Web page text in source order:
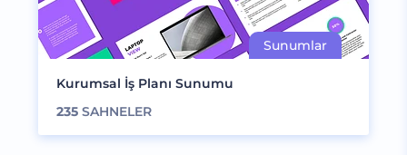
Kurumsal İş Planı Sunumu
235 SAHNELER